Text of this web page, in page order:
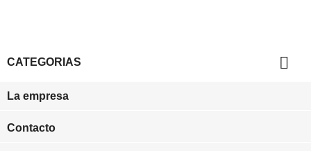
CATEGORIAS 
La empresa
Contacto